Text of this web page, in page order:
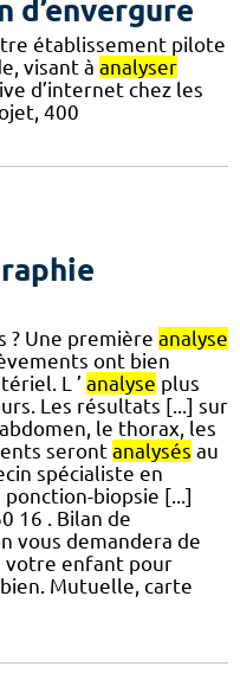
d’envergure
établissement pilote
visant à analyser
d’internet chez les
400
? Une première analyse
ont bien
L ’ analyse plus
Les résultats [...] sur
le thorax, les
seront analysés au
spécialiste en
biopsie [...]
16 . Bilan de
vous demandera de
votre enfant pour
Mutuelle, carte